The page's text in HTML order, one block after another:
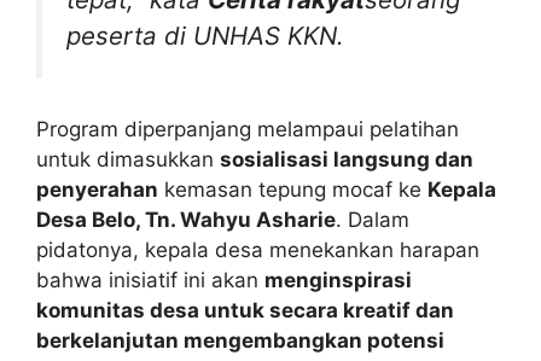
peserta di UNHAS KKN.
Program diperpanjang melampaui pelatihan
untuk dimasukkan sosialisasi langsung dan
penyerahan kemasan tepung mocaf ke Kepala
Desa Belo, Tn. Wahyu Asharie. Dalam
pidatonya, kepala desa menekankan harapan
bahwa inisiatif ini akan menginspirasi
komunitas desa untuk secara kreatif dan
berkelanjutan mengembangkan potensi